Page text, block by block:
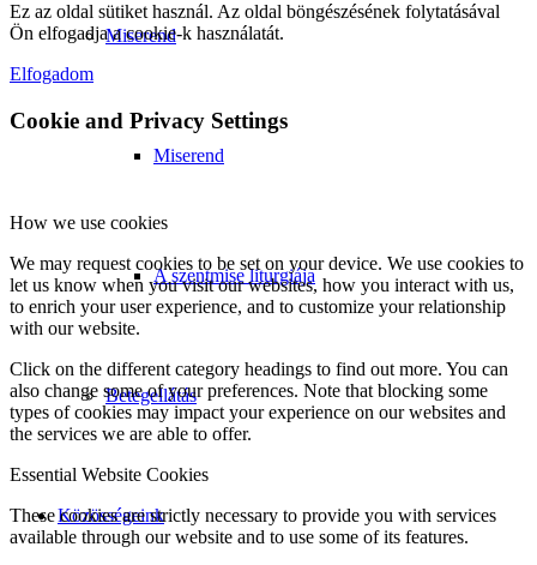
Miserend
Miserend
A szentmise liturgiája
Betegellátás
Közösségeink
Ez az oldal sütiket használ. Az oldal böngészésének folytatásával
Ön elfogadja a cookie-k használatát.
Elfogadom
Cookie and Privacy Settings
How we use cookies
We may request cookies to be set on your device. We use cookies to
let us know when you visit our websites, how you interact with us,
to enrich your user experience, and to customize your relationship
with our website.
Click on the different category headings to find out more. You can
also change some of your preferences. Note that blocking some
types of cookies may impact your experience on our websites and
the services we are able to offer.
Essential Website Cookies
These cookies are strictly necessary to provide you with services
available through our website and to use some of its features.